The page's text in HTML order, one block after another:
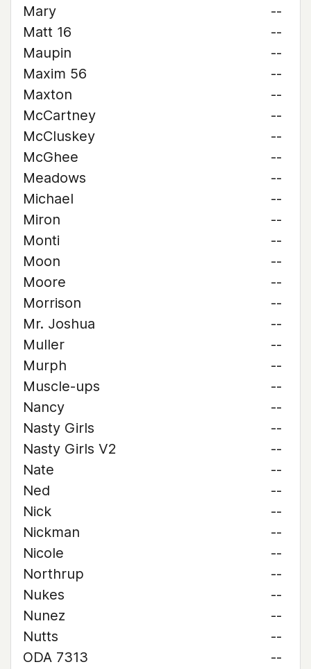
Mary
--
Matt 16
--
Maupin
--
Maxim 56
--
Maxton
--
McCartney
--
McCluskey
--
McGhee
--
Meadows
--
Michael
--
Miron
--
Monti
--
Moon
--
Moore
--
Morrison
--
Mr. Joshua
--
Muller
--
Murph
--
Muscle-ups
--
Nancy
--
Nasty Girls
--
Nasty Girls V2
--
Nate
--
Ned
--
Nick
--
Nickman
--
Nicole
--
Northrup
--
Nukes
--
Nunez
--
Nutts
--
ODA 7313
--